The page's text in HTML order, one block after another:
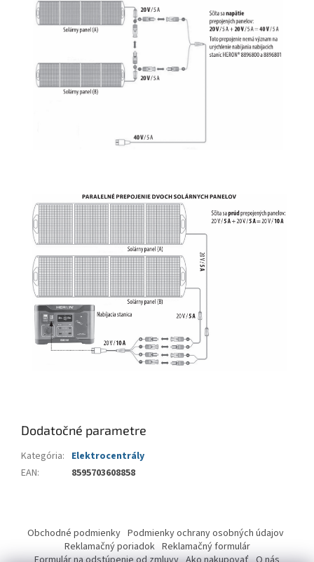
Dodatočné parametre
Kategória: Elektrocentrály
EAN: 8595703608858
Obchodné podmienky Podmienky ochrany osobných údajov
Reklamačný poriadok Reklamačný formulár